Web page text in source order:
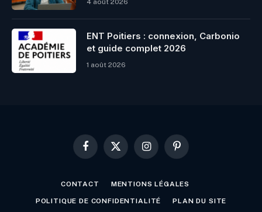
4 août 2026
ENT Poitiers : connexion, Carbonio
et guide complet 2026
1 août 2026
Facebook
X
InstagramPinterest
CONTACT MENTIONS LÉGALES
POLITIQUE DE CONFIDENTIALITÉ PLAN DU SITE